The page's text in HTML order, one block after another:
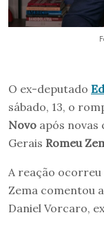
O ex-deputado
sábado, 13, o
Novo após
Gerais Romeu
A reação
Zema comentou
Daniel Vorcaro,